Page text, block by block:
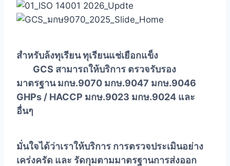
สำหรับล้งทุเรียน ทุเรียนแช่เยือกแข็ง
GCS สามารถให้บริการ ตรวจรับรอง
มาตรฐาน มกษ.9070 มกษ.9047 มกษ.9046
GHPs / HACCP มกษ.9023 มกษ.9024 และ
อื่นๆ
มั่นใจได้ว่าเราให้บริการ การตรวจประเมินอย่าง
เคร่งครัด และ รัดกุมตามมาตรฐานการส่งออก